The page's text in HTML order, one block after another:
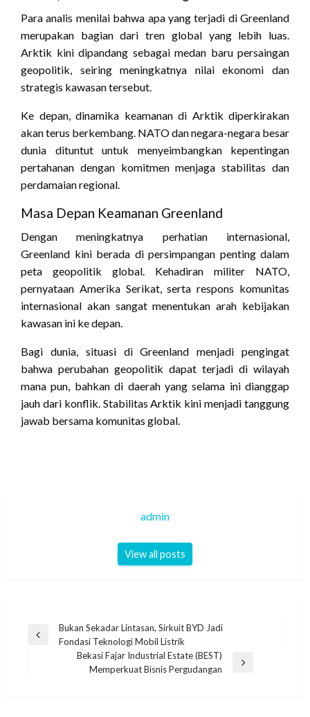
Para analis menilai bahwa apa yang terjadi di Greenland
merupakan bagian dari tren global yang lebih luas.
Arktik kini dipandang sebagai medan baru persaingan
geopolitik, seiring meningkatnya nilai ekonomi dan
strategis kawasan tersebut.
Ke depan, dinamika keamanan di Arktik diperkirakan
akan terus berkembang. NATO dan negara-negara besar
dunia dituntut untuk menyeimbangkan kepentingan
pertahanan dengan komitmen menjaga stabilitas dan
perdamaian regional.
Masa Depan Keamanan Greenland
Dengan meningkatnya perhatian internasional,
Greenland kini berada di persimpangan penting dalam
peta geopolitik global. Kehadiran militer NATO,
pernyataan Amerika Serikat, serta respons komunitas
internasional akan sangat menentukan arah kebijakan
kawasan ini ke depan.
Bagi dunia, situasi di Greenland menjadi pengingat
bahwa perubahan geopolitik dapat terjadi di wilayah
mana pun, bahkan di daerah yang selama ini dianggap
jauh dari konflik. Stabilitas Arktik kini menjadi tanggung
jawab bersama komunitas global.
admin
View all posts
Navigasi
Previous
Bukan Sekadar Lintasan, Sirkuit BYD Jadi
Fondasi Teknologi Mobil Listrik
Bekasi Fajar Industrial Estate (BEST)
Memperkuat Bisnis Pergudangan